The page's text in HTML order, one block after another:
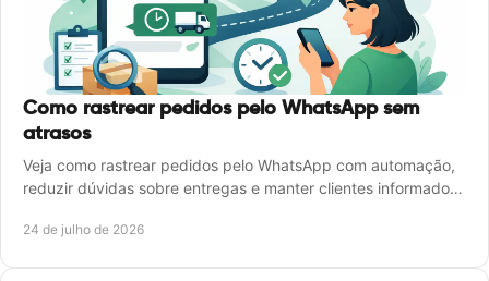
Como rastrear pedidos pelo WhatsApp sem
atrasos
Veja como rastrear pedidos pelo WhatsApp com automação,
reduzir dúvidas sobre entregas e manter clientes informados
24 de julho de 2026